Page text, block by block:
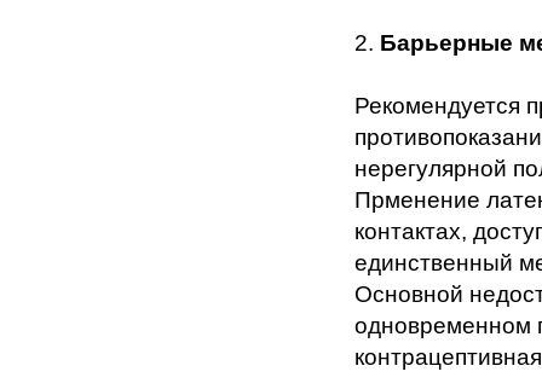
2. Барьерные
Рекомендуется
нерегулярной
Прменение
контактах,
единственный
Основной
одновременном